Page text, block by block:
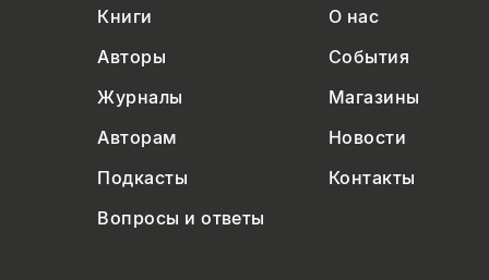
Книги
О нас
Авторы
События
Журналы
Магазины
Авторам
Новости
Подкасты
Контакты
Вопросы и ответы